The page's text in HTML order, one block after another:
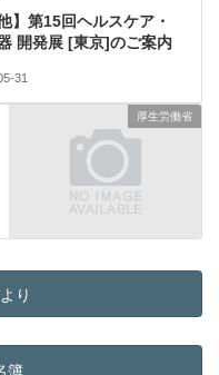
】第15回ヘルスケア・
開発展 [東京]のご案内
31
厚生労働省
り
簿